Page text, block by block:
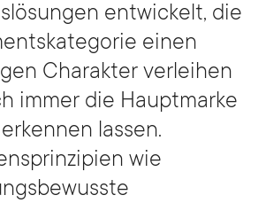
entwickelt, die
einen
Charakter verleihen
immer die Hauptmarke
lassen.
wie